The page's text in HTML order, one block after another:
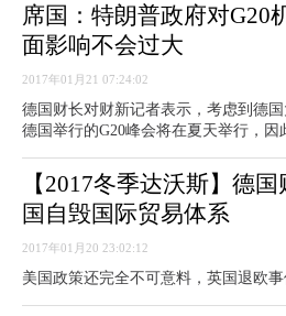
席国：特朗普政府对G20
面影响不会过大
2017年01月21 07:24:02
德国财长对财新记者表示，考虑到德
德国举行的G20峰会将在夏天举行，因
【2017冬季达沃斯】德
国自毁国际贸易体系
2017年01月20 23:02:12
美国政策还完全不可意料，英国退欧